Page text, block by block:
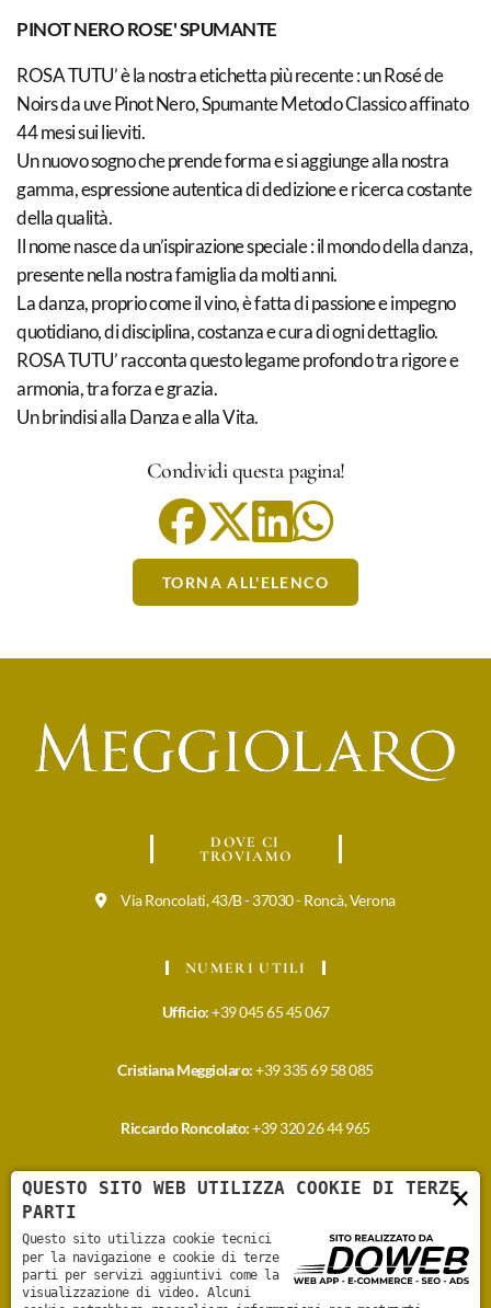
PINOT NERO ROSE' SPUMANTE
ROSA TUTU’ è la nostra etichetta più recente : un Rosé de
Noirs da uve Pinot Nero, Spumante Metodo Classico affinato
44 mesi sui lieviti.
Un nuovo sogno che prende forma e si aggiunge alla nostra
gamma, espressione autentica di dedizione e ricerca costante
della qualità.
Il nome nasce da un’ispirazione speciale : il mondo della danza,
presente nella nostra famiglia da molti anni.
La danza, proprio come il vino, è fatta di passione e impegno
quotidiano, di disciplina, costanza e cura di ogni dettaglio.
ROSA TUTU’ racconta questo legame profondo tra rigore e
armonia, tra forza e grazia.
Un brindisi alla Danza e alla Vita.
Condividi questa pagina!
TORNA ALL'ELENCO
DOVE CI
TROVIAMO
Via Roncolati, 43/B - 37030 - Roncà, Verona
NUMERI UTILI
Ufficio:+39 045 65 45 067
Cristiana Meggiolaro:+39 335 69 58 085
Riccardo Roncolato:+39 320 26 44 965
SCRIVICI UNA E-
info@meggiolarovini.it
×
QUESTO SITO WEB UTILIZZA COOKIE DI TERZE
PARTI
Questo sito utilizza cookie tecnici
per la navigazione e cookie di terze
parti per servizi aggiuntivi come la
visualizzazione di video. Alcuni